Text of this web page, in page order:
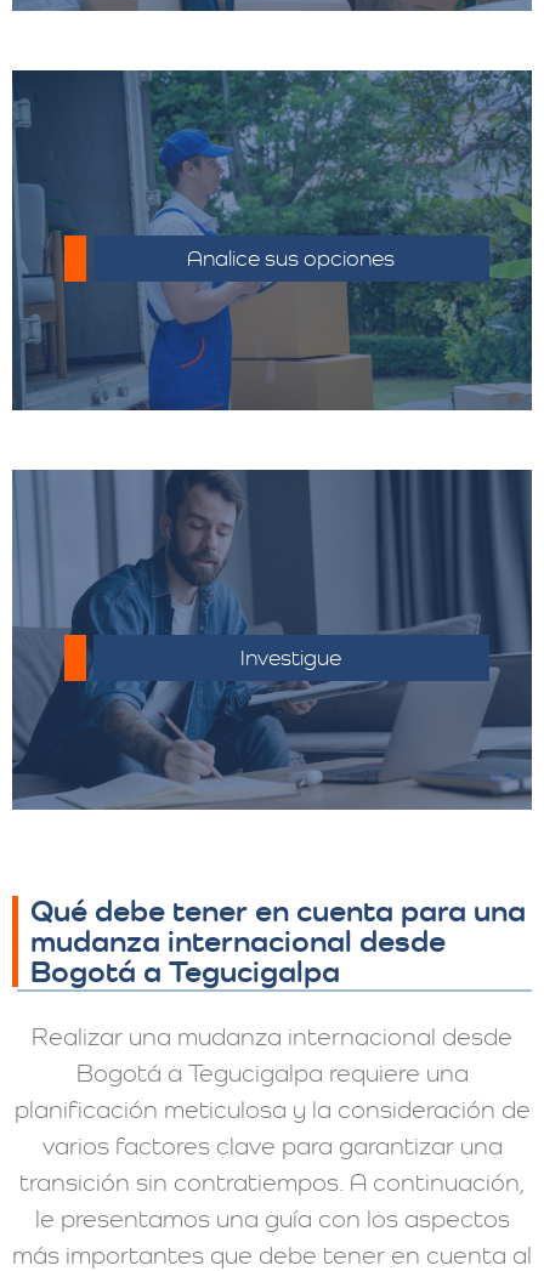
Analice sus opciones
Comparar precios y servicios de diferentes
proveedores para encontrar la mejor oferta.
Investigue
Infórmate sobre las regulaciones aduaneras
del país de destino.
Qué debe tener en cuenta para una
mudanza internacional desde
Bogotá a Tegucigalpa
Realizar una mudanza internacional desde
Bogotá a Tegucigalpa requiere una
planificación meticulosa y la consideración de
varios factores clave para garantizar una
transición sin contratiempos. A continuación,
le presentamos una guía con los aspectos
más importantes que debe tener en cuenta al